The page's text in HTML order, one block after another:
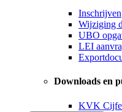
Inschrijven
Wijziging
UBO
LEI
Downloads en
KVK